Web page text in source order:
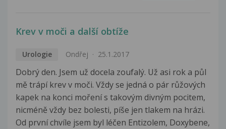
Krev v moči a další obtíže
Urologie Ondřej 25.1.2017
Dobrý den. Jsem už docela zoufalý. Už asi rok a půl
mě trápí krev v moči. Vždy se jedná o pár růžových
kapek na konci moření s takovým divným pocitem,
nicméně vždy bez bolesti, píše jen tlakem na hrázi.
Od první chvíle jsem byl léčen Entizolem, Doxybene,